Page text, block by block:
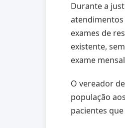
Durante a
exames de
existente,
exame
O vereador
população
pacientes